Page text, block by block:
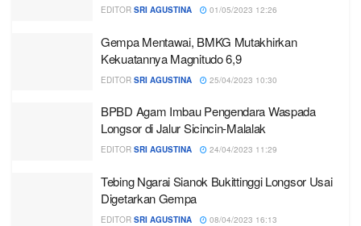
EDITOR SRI AGUSTINA 01/05/2023 12:26
Gempa Mentawai, BMKG Mutakhirkan
Kekuatannya Magnitudo 6,9
EDITOR SRI AGUSTINA 25/04/2023 10:30
BPBD Agam Imbau Pengendara Waspada
Longsor di Jalur Sicincin-Malalak
EDITOR SRI AGUSTINA 24/04/2023 11:29
Tebing Ngarai Sianok Bukittinggi Longsor Usai
Digetarkan Gempa
EDITOR SRI AGUSTINA 08/04/2023 16:13